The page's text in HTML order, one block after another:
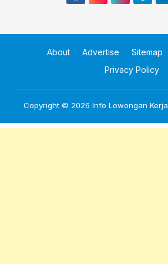
About Advertise Sitemap
Privacy Policy
Copyright © 2026 Info Lowongan Kerja